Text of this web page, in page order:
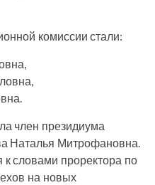
комиссии стали:
член президиума
Наталья Митрофановна.
словами проректора по
на новых